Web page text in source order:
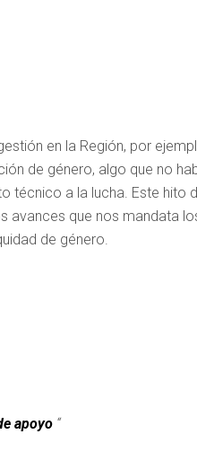
en la Región, por
de género, algo que no
técnico a la lucha. Este hito
avances que nos mandata
de género.
apoyo “